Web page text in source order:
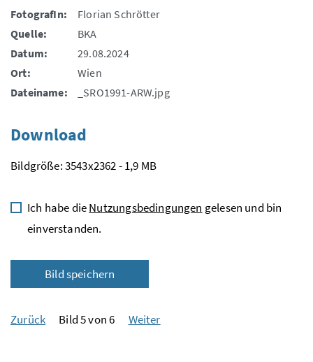
FotografIn:
Florian Schrötter
Quelle:
BKA
Datum:
29.08.2024
Ort:
Wien
Dateiname:
_SRO1991-ARW.jpg
Download
Bildgröße: 3543x2362 - 1,9 MB
Ich habe dieNutzungsbedingungen gelesen und bin
einverstanden.
Bild speichern
Zurück Bild 5 von 6 Weiter